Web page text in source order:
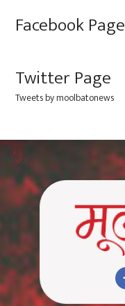
Facebook Page
Twitter Page
Tweets by moolbatonews